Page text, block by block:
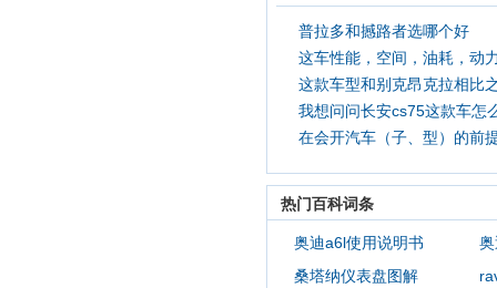
普拉多和撼路者选哪个好
这车性能，空间，油耗，动
碑，维修保养费用，最主要
这款车型和别克昂克拉相比
款更适合年轻女性？哪个性
我想问问长安cs75这款车怎
同等的价位suv那个更值
在会开汽车（子、型）的前
热门百科词条
奥迪a6l使用说明书
桑塔纳仪表盘图解